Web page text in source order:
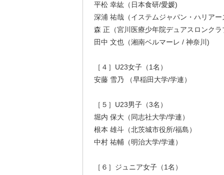
平松 幸紘（日本食研/愛媛)
深浦 祐哉（イステムジャパン・ハリアー
森 正（宮川医療少年院デュアスロンクラ
田中 文也（湘南ベルマーレ / 神奈川)
［４］U23女子（1名）
安藤 雪乃 （早稲田大学/学連）
［５］U23男子（3名）
堀内 保大（同志社大学/学連）
根本 雄斗（北茨城市役所/福島）
中村 祐輔（明治大学/学連）
［６］ジュニア女子（1名）